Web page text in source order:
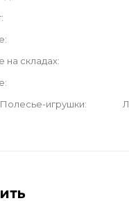
на складах
игрушки